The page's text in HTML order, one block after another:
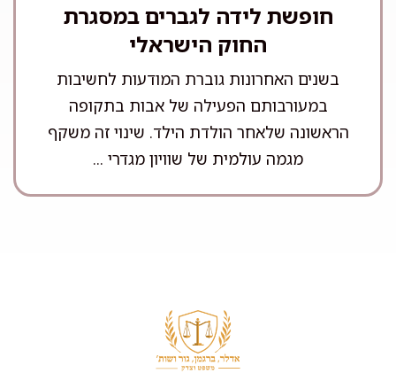
חופשת לידה לגברים במסגרת
החוק הישראלי
בשנים האחרונות גוברת המודעות לחשיבות
במעורבותם הפעילה של אבות בתקופה
הראשונה שלאחר הולדת הילד. שינוי זה משקף
מגמה עולמית של שוויון מגדרי ...